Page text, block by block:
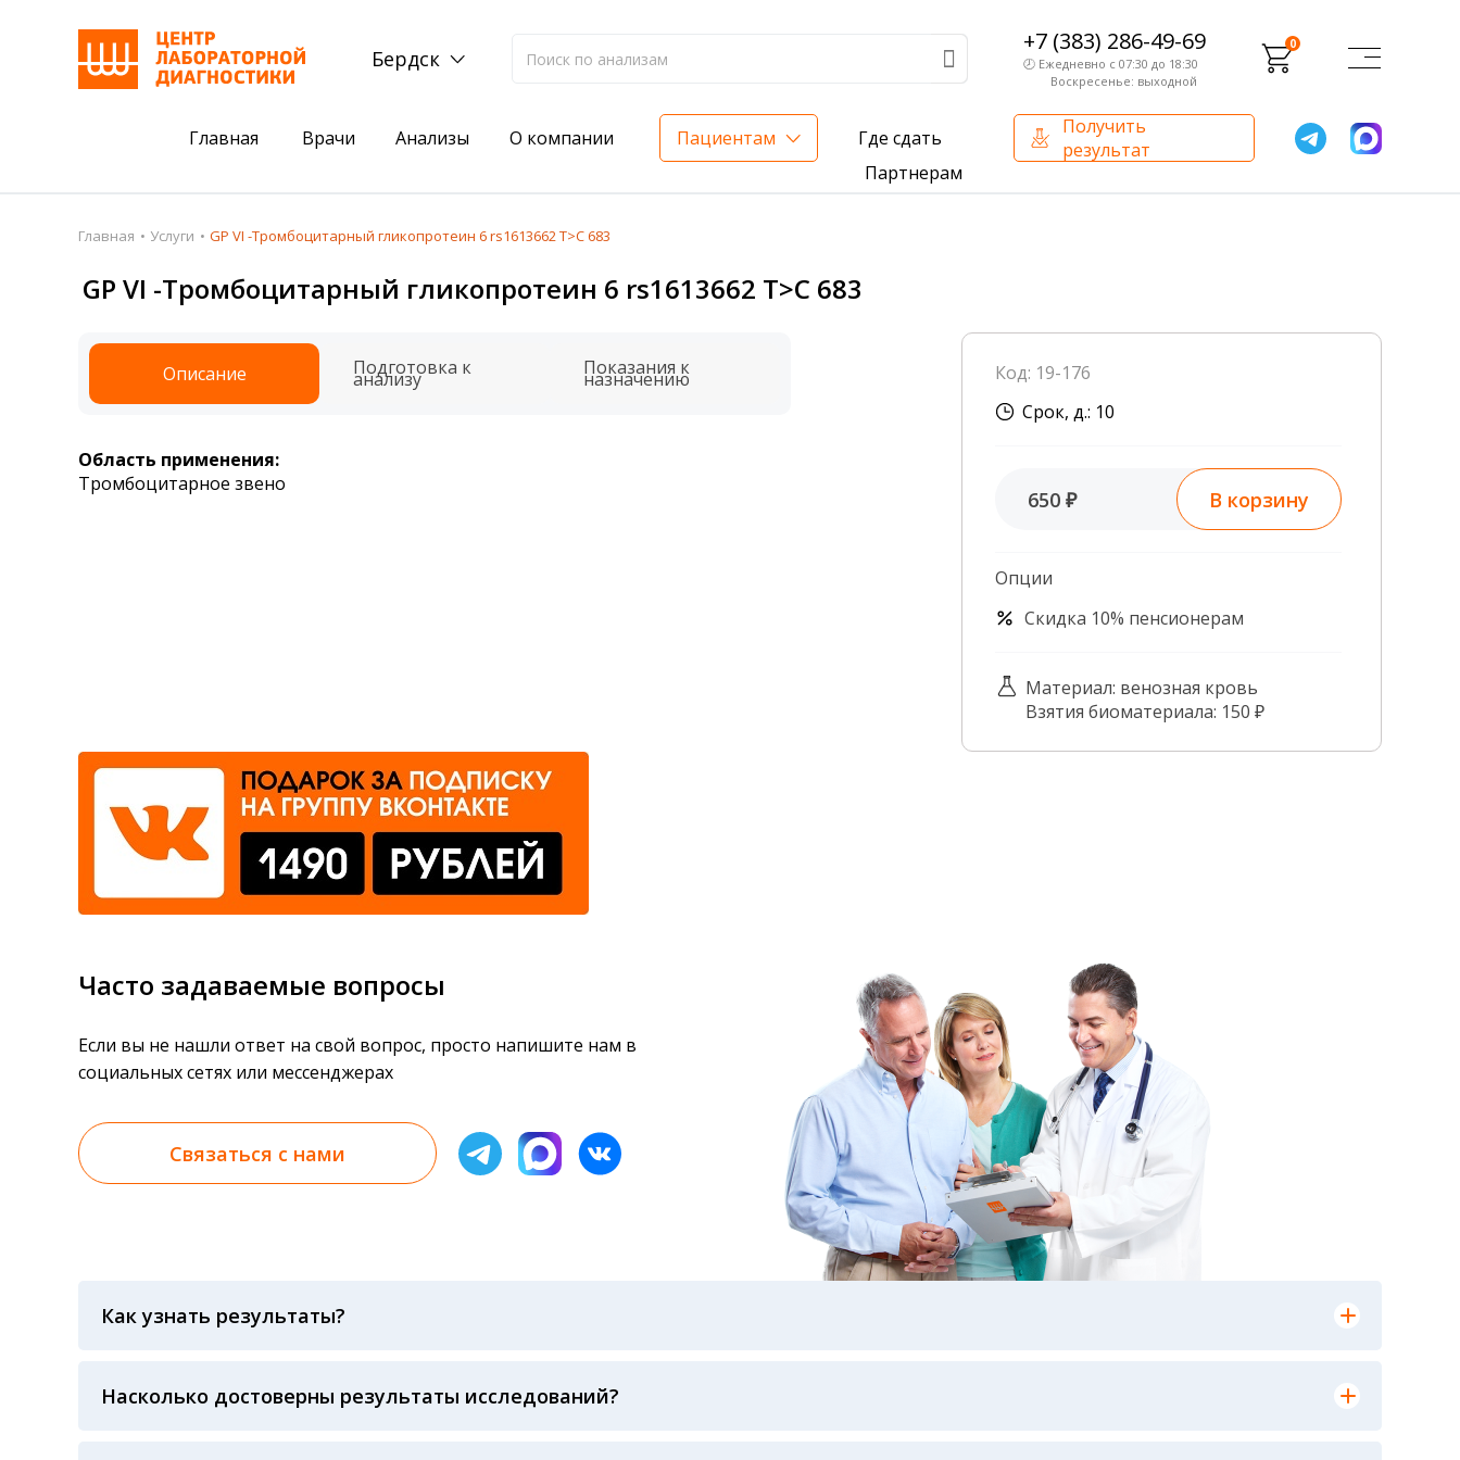
Бердск
+7 (383) 286-49-69
🕗 Ежедневно с 07:30 до 18:30
Воскресенье: выходной
0
Главная Врачи Анализы О компании Пациентам
Где сдать
Партнерам
Получить
результат
Пациентам
Акции
Подготовка к анализам
Получить результаты
Налоговый вычет
Акции
Комплексный анализ на жирорастворимые витамины — всего 3 999 ₽
Сдать клеща на анализ для проверки на наличие инфекций
Внутренний аудит
Сотрудники лаборатории
Главная Услуги GP VI -Тромбоцитарный гликопротеин 6 rs1613662 T>C 683
GP VI -Тромбоцитарный гликопротеин 6 rs1613662 T>C 683
Описание Подготовка к
анализу Показания к
назначению
Область применения:
Тромбоцитарное звено
Код: 19-176
Срок, д.: 10
650 ₽ В корзину
Опции
Скидка 10% пенсионерам
Материал: венозная кровь
Взятия биоматериала: 150 ₽
Часто задаваемые вопросы
Если вы не нашли ответ на свой вопрос, просто напишите нам в
социальных сетях или мессенджерах
Связаться с нами
Как узнать результаты?
анализов при предъявлении паспорта или чека об оплате
Насколько достоверны результаты исследований?
Гарантия качества лабораторных тестов обеспечивается соблюдением международных стандартов выполнения лабораторных исследований и